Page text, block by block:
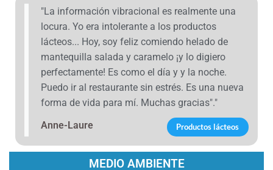
"La información vibracional es realmente una
locura. Yo era intolerante a los productos
lácteos... Hoy, soy feliz comiendo helado de
mantequilla salada y caramelo ¡y lo digiero
perfectamente! Es como el día y y la noche.
Puedo ir al restaurante sin estrés. Es una nueva
forma de vida para mí. Muchas gracias"."
Anne-Laure
Productos lácteos
MEDIO AMBIENTE